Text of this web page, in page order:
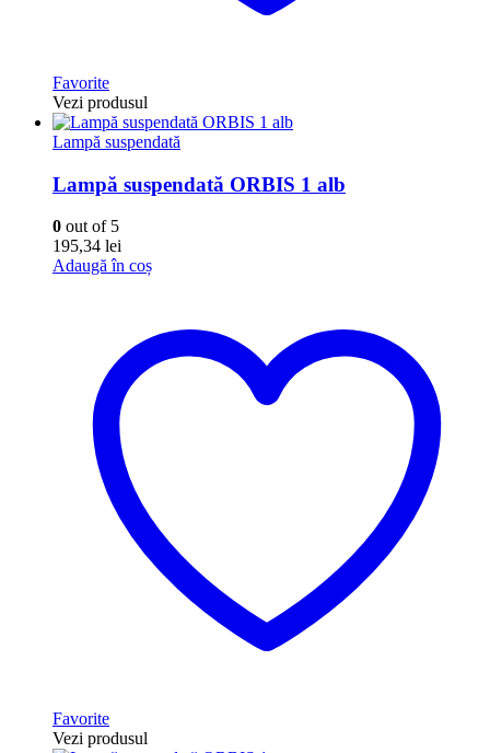
Favorite
Vezi produsul
Lampă suspendată
Lampă suspendată ORBIS 1 alb
0 out of 5
195,34 lei
Adaugă în coș
Favorite
Vezi produsul